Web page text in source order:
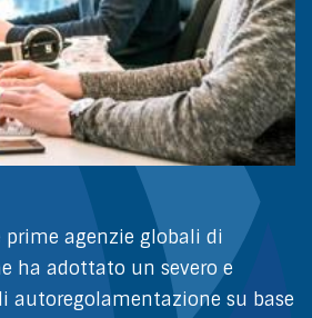
prime agenzie globali di
ha adottato un severo e
autoregolamentazione su base